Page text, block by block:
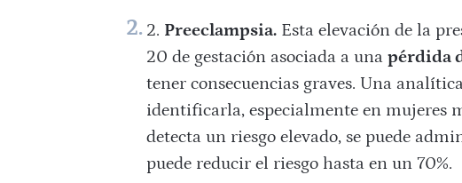
Preeclampsia. Esta elevación de la
20 de gestación asociada a unapérdida
tener consecuencias graves. Una
identificarla, especialmente en mujeres
detecta un riesgo elevado, se puede
puede reducir el riesgo hasta en un 70%.